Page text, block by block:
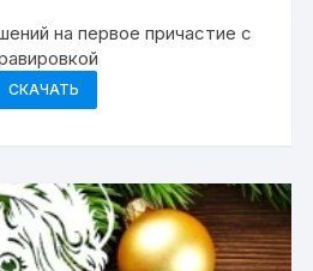
на первое причастие с
СКАЧАТЬ